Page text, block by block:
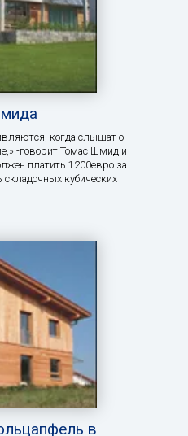
когда слышат о
-говорит Томас Шмид и
платить 1200евро за
складочных кубических
в